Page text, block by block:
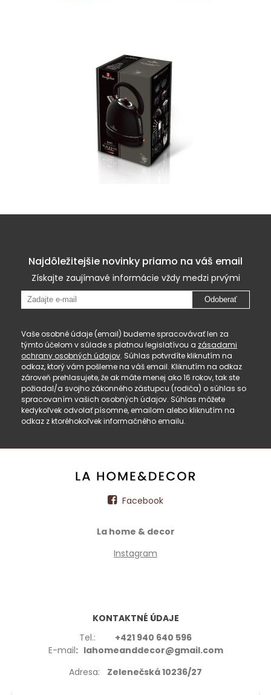
Najdôležitejšie novinky priamo na váš email
Získajte zaujímavé informácie vždy medzi prvými
Odoberať
Vaše osobné údaje (email) budeme spracovávať len za
týmto účelom v súlade s platnou legislatívou a zásadami
ochrany osobných údajov. Súhlas potvrdíte kliknutím na
odkaz, ktorý vám pošleme na váš email. Kliknutím na odkaz
zároveň prehlasujete, že ak máte menej ako 16 rokov, tak ste
požiadal/a svojho zákonného zástupcu (rodiča) o súhlas so
spracovaním vašich osobných údajov. Súhlas môžete
kedykoľvek odvolať písomne, emailom alebo kliknutím na
odkaz z ktoréhokoľvek informačného emailu.
Facebook
La home & decor
Instagram
KONTAKTNÉ ÚDAJE
Tel.: +421 940 640 596
E-mail: lahomeanddecor@gmail.com
Adresa: Zelenečská 10236/27